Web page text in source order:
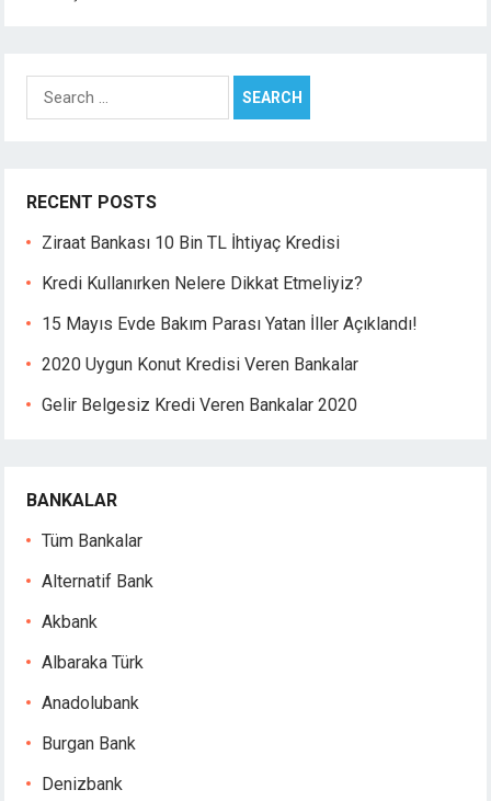
Hacklink panel
Hacklink panel
Hacklink panel
Hacklink panel
Hacklink panel
Hacklink panel
Hacklink panel
Hacklink panel
Hacklink panel
Hacklink panel
Hacklink panel
Hacklink satın al
Hacklink Panel
Hacklink Panel
Hacklink Panel
Hacklink Panel
Search
for:
RECENT POSTS
Ziraat Bankası 10 Bin TL İhtiyaç Kredisi
Kredi Kullanırken Nelere Dikkat Etmeliyiz?
15 Mayıs Evde Bakım Parası Yatan İller Açıklandı!
2020 Uygun Konut Kredisi Veren Bankalar
Gelir Belgesiz Kredi Veren Bankalar 2020
BANKALAR
Tüm Bankalar
Alternatif Bank
Akbank
Albaraka Türk
Anadolubank
Burgan Bank
Denizbank